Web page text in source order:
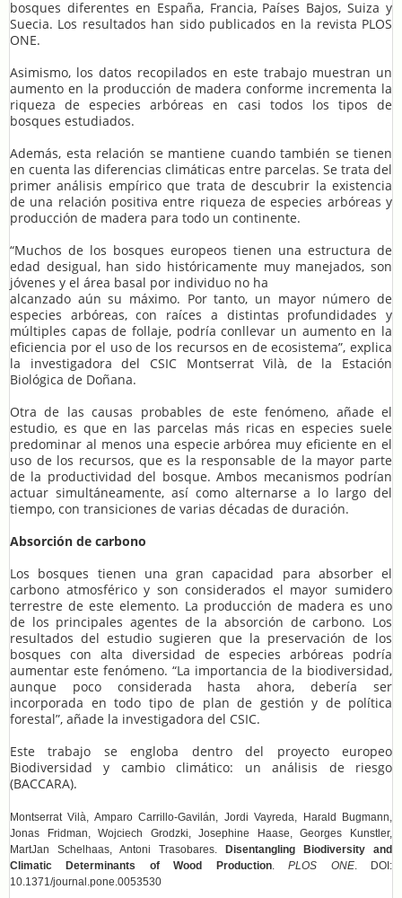
bosques diferentes en España, Francia, Países Bajos, Suiza y
Suecia. Los resultados han sido publicados en la revista PLOS
ONE.
Asimismo, los datos recopilados en este trabajo muestran un
aumento en la producción de madera conforme incrementa la
riqueza de especies arbóreas en casi todos los tipos de
bosques estudiados.
Además, esta relación se mantiene cuando también se tienen
en cuenta las diferencias climáticas entre parcelas. Se trata del
primer análisis empírico que trata de descubrir la existencia
de una relación positiva entre riqueza de especies arbóreas y
producción de madera para todo un continente.
“Muchos de los bosques europeos tienen una estructura de
edad desigual, han sido históricamente muy manejados, son
jóvenes y el área basal por individuo no ha
alcanzado aún su máximo. Por tanto, un mayor número de
especies arbóreas, con raíces a distintas profundidades y
múltiples capas de follaje, podría conllevar un aumento en la
eficiencia por el uso de los recursos en de ecosistema”, explica
la investigadora del CSIC Montserrat Vilà, de la Estación
Biológica de Doñana.
Otra de las causas probables de este fenómeno, añade el
estudio, es que en las parcelas más ricas en especies suele
predominar al menos una especie arbórea muy eficiente en el
uso de los recursos, que es la responsable de la mayor parte
de la productividad del bosque. Ambos mecanismos podrían
actuar simultáneamente, así como alternarse a lo largo del
tiempo, con transiciones de varias décadas de duración.
Absorción de carbono
Los bosques tienen una gran capacidad para absorber el
carbono atmosférico y son considerados el mayor sumidero
terrestre de este elemento. La producción de madera es uno
de los principales agentes de la absorción de carbono. Los
resultados del estudio sugieren que la preservación de los
bosques con alta diversidad de especies arbóreas podría
aumentar este fenómeno. “La importancia de la biodiversidad,
aunque poco considerada hasta ahora, debería ser
incorporada en todo tipo de plan de gestión y de política
forestal”, añade la investigadora del CSIC.
Este trabajo se engloba dentro del proyecto europeo
Biodiversidad y cambio climático: un análisis de riesgo
(BACCARA).
Montserrat Vilà, Amparo Carrillo-Gavilán, Jordi Vayreda, Harald Bugmann,
Jonas Fridman, Wojciech Grodzki, Josephine Haase, Georges Kunstler,
MartJan Schelhaas, Antoni Trasobares. Disentangling Biodiversity and
Climatic Determinants of Wood Production.PLOS ONE. DOI:
10.1371/journal.pone.0053530